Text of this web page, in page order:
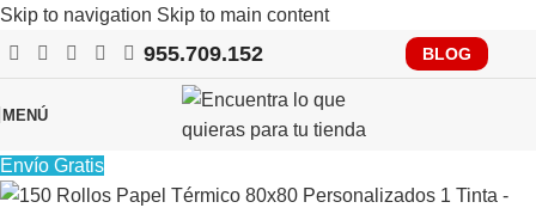
Skip to navigation Skip to main content
RECUERDA QUE PRONTO TENDRÁS QUE CUMPLIR CON
VERIFACTU, CONSÚLTANOS
955.709.152 BLOG
MENÚ
Envío Gratis